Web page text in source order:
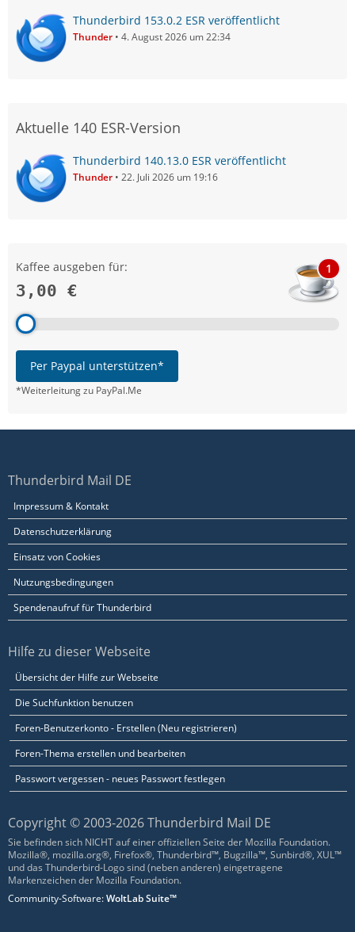
Thunderbird 153.0.2 ESR veröffentlicht
Thunder 4. August 2026 um 22:34
Aktuelle 140 ESR-Version
Thunderbird 140.13.0 ESR veröffentlicht
Thunder 22. Juli 2026 um 19:16
Kaffee ausgeben für:
3,00 €
1
Per Paypal unterstützen*
*Weiterleitung zu PayPal.Me
Thunderbird Mail DE
Impressum & Kontakt
Datenschutzerklärung
Einsatz von Cookies
Nutzungsbedingungen
Spendenaufruf für Thunderbird
Hilfe zu dieser Webseite
Übersicht der Hilfe zur Webseite
Die Suchfunktion benutzen
Foren-Benutzerkonto - Erstellen (Neu registrieren)
Foren-Thema erstellen und bearbeiten
Passwort vergessen - neues Passwort festlegen
Copyright © 2003-2026 Thunderbird Mail DE
Sie befinden sich NICHT auf einer offiziellen Seite der Mozilla Foundation.
Mozilla®, mozilla.org®, Firefox®, Thunderbird™, Bugzilla™, Sunbird®, XUL™
und das Thunderbird-Logo sind (neben anderen) eingetragene
Markenzeichen der Mozilla Foundation.
Community-Software:WoltLab Suite™